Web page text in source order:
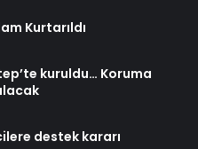
Kurtarıldı
kuruldu… Koruma
destek kararı